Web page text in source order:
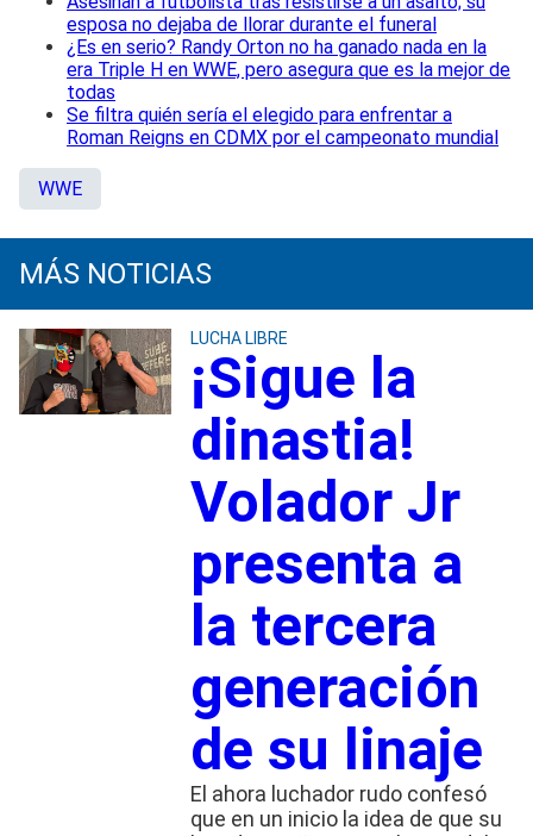
esposa no dejaba de llorar durante el funeral
¿Es en serio? Randy Orton no ha ganado nada en la
era Triple H en WWE, pero asegura que es la mejor de
todas
Se filtra quién sería el elegido para enfrentar a
Roman Reigns en CDMX por el campeonato mundial
WWE
MÁS NOTICIAS
LUCHA LIBRE
¡Sigue la
dinastia!
Volador Jr
presenta a
la tercera
generación
de su linaje
El ahora luchador rudo confesó
que en un inicio la idea de que su